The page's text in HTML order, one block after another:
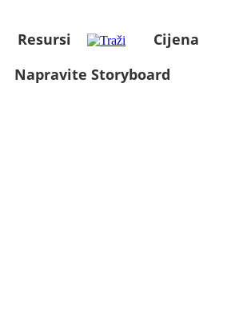
Resursi
Cijena
Napravite Storyboard